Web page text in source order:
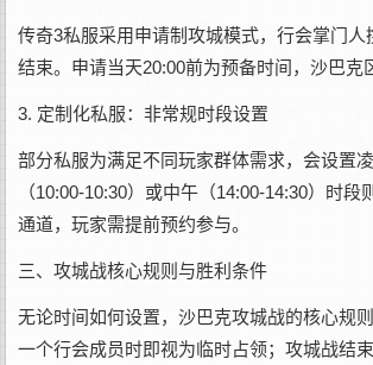
传奇3私服采用申请制攻城模式，行会掌门
结束。申请当天20:00前为预备时间，沙巴
3. 定制化私服：非常规时段设置
部分私服为满足不同玩家群体需求，会设置
（10:00-10:30）或中午（14:00-14:30）时
通道，玩家需提前预约参与。
三、攻城战核心规则与胜利条件
无论时间如何设置，沙巴克攻城战的核心规
一个行会成员时即视为临时占领；攻城战结